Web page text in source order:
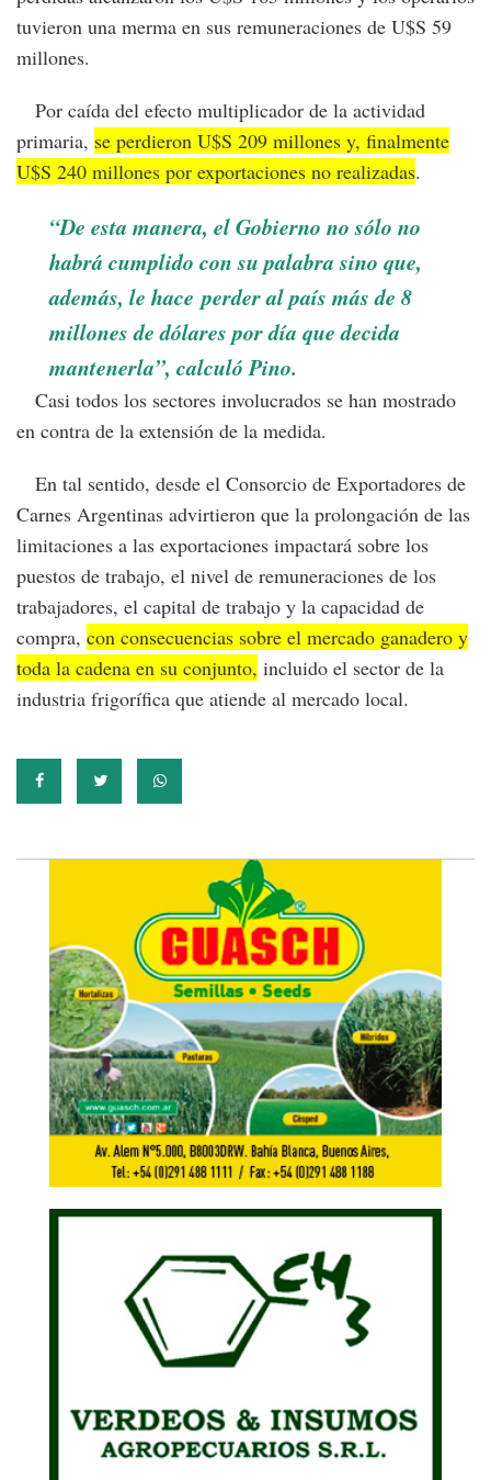
tuvieron una merma en sus remuneraciones de U$S 59
millones.
Por caída del efecto multiplicador de la actividad
primaria, se perdieron U$S 209 millones y, finalmente
U$S 240 millones por exportaciones no realizadas.
“De esta manera, el Gobierno no sólo no
habrá cumplido con su palabra sino que,
además, le hace perder al país más de 8
millones de dólares por día que decida
mantenerla”, calculó Pino.
Casi todos los sectores involucrados se han mostrado
en contra de la extensión de la medida.
En tal sentido, desde el Consorcio de Exportadores de
Carnes Argentinas advirtieron que la prolongación de las
limitaciones a las exportaciones impactará sobre los
puestos de trabajo, el nivel de remuneraciones de los
trabajadores, el capital de trabajo y la capacidad de
compra, con consecuencias sobre el mercado ganadero y
toda la cadena en su conjunto, incluido el sector de la
industria frigorífica que atiende al mercado local.